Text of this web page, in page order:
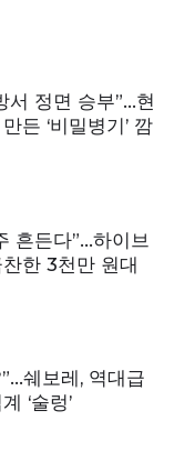
서 정면 승부”…현
든 ‘비밀병기’ 깜
흔든다”…하이브
한 3천만 원대
쉐보레, 역대급
‘술렁’